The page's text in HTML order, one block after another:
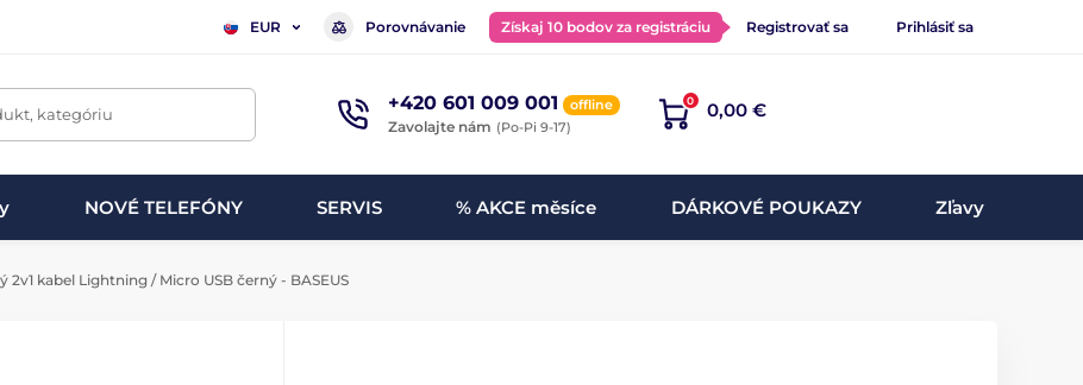
EUR Porovnávanie Získaj 10 bodov za registráciu Registrovať sa Prihlásiť sa
kategóriu +420 601 009 001 offline
Zavolajte nám (Po-Pi 9-17)
0 0,00 €
NOVÉ TELEFÓNY SERVIS % AKCE měsíce DÁRKOVÉ POUKAZY Zľavy
2v1 kabel Lightning / Micro USB černý - BASEUS